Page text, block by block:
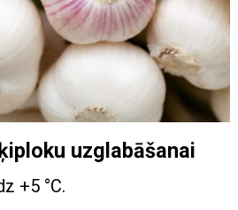
uzglabāšanai
+5 °C.